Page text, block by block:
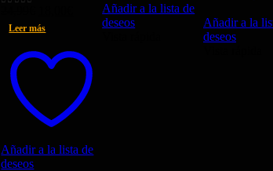
precio
era:
24,99€.
precio
es:
18,00€.
Leer más
Añadir a la lista de
deseos
Añadir a la lista de
deseos
Añadir a la
deseos